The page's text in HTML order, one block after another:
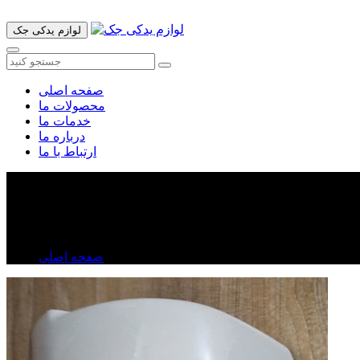
لوازم یدکی جک
صفحه اصلی
محصولات ما
خدمات ما
درباره ما
ارتباط با ما
صفحه اصلی